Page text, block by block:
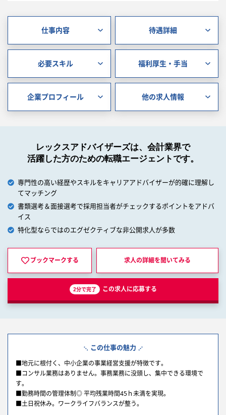
仕事内容 待遇詳細
必要スキル 福利厚生・手当
企業プロフィール 他の求人情報
レックスアドバイザーズは、会計業界で
活躍した方のための転職エージェントです。
専門性の高い経歴やスキルをキャリアアドバイザーが的確に理解し
てマッチング
書類選考＆面接選考で採用担当者がチェックするポイントをアドバ
イス
特化型ならではのエグゼクティブな非公開求人が多数
ブックマークする 求人の詳細を聞いてみる
2分で完了 この求人に応募する
この仕事の魅力
■地元に根付く、中小企業の事業経営支援が特徴です。
■コンサル業務はありません。事務業務に没頭し、集中できる環境で
す。
■勤務時間の管理体制◎ 平均残業時間45ｈ未満を実現。
■土日祝休み。ワークライフバランスが整う。